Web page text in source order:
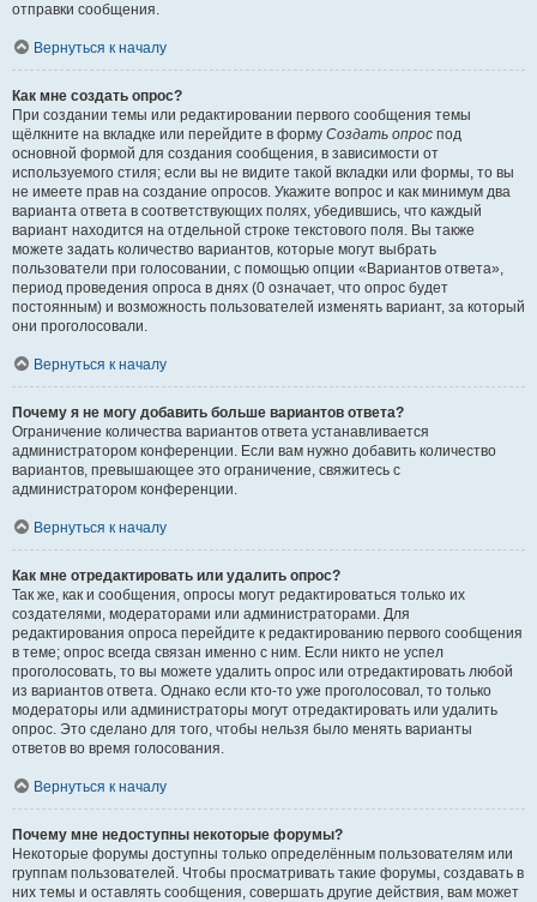
отправки сообщения.
Вернуться к началу
Как мне создать опрос?
При создании темы или редактировании первого сообщения темы
щёлкните на вкладке или перейдите в форму Создать опрос под
основной формой для создания сообщения, в зависимости от
используемого стиля; если вы не видите такой вкладки или формы, то вы
не имеете прав на создание опросов. Укажите вопрос и как минимум два
варианта ответа в соответствующих полях, убедившись, что каждый
вариант находится на отдельной строке текстового поля. Вы также
можете задать количество вариантов, которые могут выбрать
пользователи при голосовании, с помощью опции «Вариантов ответа»,
период проведения опроса в днях (0 означает, что опрос будет
постоянным) и возможность пользователей изменять вариант, за который
они проголосовали.
Вернуться к началу
Почему я не могу добавить больше вариантов ответа?
Ограничение количества вариантов ответа устанавливается
администратором конференции. Если вам нужно добавить количество
вариантов, превышающее это ограничение, свяжитесь с
администратором конференции.
Вернуться к началу
Как мне отредактировать или удалить опрос?
Так же, как и сообщения, опросы могут редактироваться только их
создателями, модераторами или администраторами. Для
редактирования опроса перейдите к редактированию первого сообщения
в теме; опрос всегда связан именно с ним. Если никто не успел
проголосовать, то вы можете удалить опрос или отредактировать любой
из вариантов ответа. Однако если кто-то уже проголосовал, то только
модераторы или администраторы могут отредактировать или удалить
опрос. Это сделано для того, чтобы нельзя было менять варианты
ответов во время голосования.
Вернуться к началу
Почему мне недоступны некоторые форумы?
Некоторые форумы доступны только определённым пользователям или
группам пользователей. Чтобы просматривать такие форумы, создавать в
них темы и оставлять сообщения, совершать другие действия, вам может